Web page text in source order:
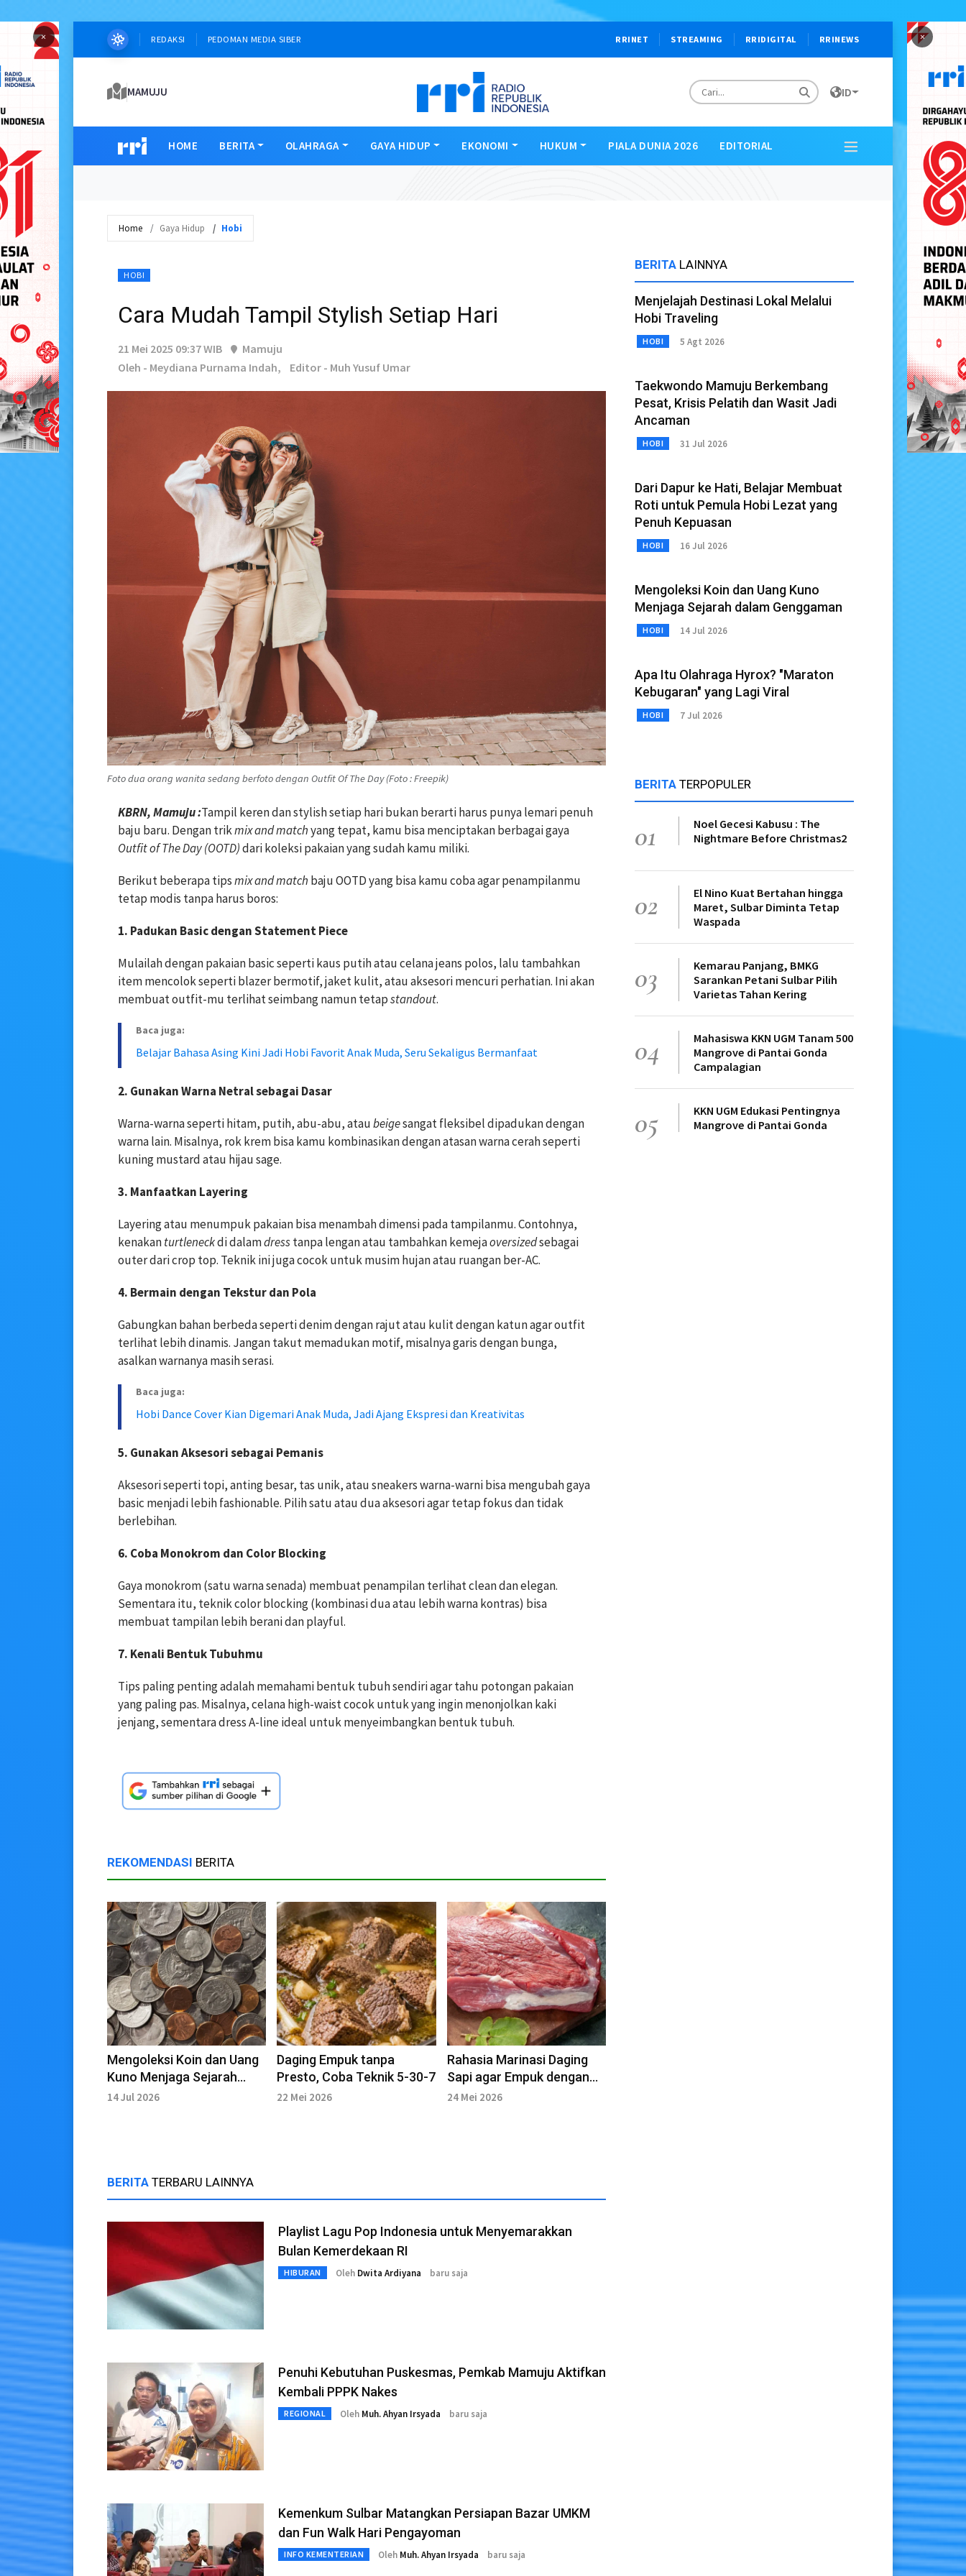
× ×
REDAKSI PEDOMAN MEDIA SIBER RRINET STREAMING RRIDIGITAL RRINEWS
MAMUJU ID
HOME BERITA OLAHRAGA GAYA HIDUP EKONOMI HUKUM PIALA DUNIA 2026 EDITORIAL
Home Gaya Hidup Hobi
HOBI
Cara Mudah Tampil Stylish Setiap Hari
21 Mei 2025 09:37 WIB
Mamuju
Oleh - Meydiana Purnama Indah,
Editor - Muh Yusuf Umar
Foto dua orang wanita sedang berfoto dengan Outfit Of The Day (Foto : Freepik)
KBRN, Mamuju :Tampil keren dan stylish setiap hari bukan berarti harus punya lemari penuh
baju baru. Dengan trikmix and matchyang tepat, kamu bisa menciptakan berbagai gaya
Outfit of The Day (OOTD)dari koleksi pakaian yang sudah kamu miliki.
Berikut beberapa tipsmix and match baju OOTD yang bisa kamu coba agar penampilanmu
tetap modis tanpa harus boros:
1. Padukan Basic dengan Statement Piece
Mulailah dengan pakaian basic seperti kaus putih atau celana jeans polos, lalu tambahkan
item mencolok seperti blazer bermotif, jaket kulit, atau aksesori mencuri perhatian. Ini akan
membuat outfit-mu terlihat seimbang namun tetapstandout.
Baca juga:
Belajar Bahasa Asing Kini Jadi Hobi Favorit Anak Muda, Seru Sekaligus Bermanfaat
2. Gunakan Warna Netral sebagai Dasar
Warna-warna seperti hitam, putih, abu-abu, ataubeigesangat fleksibel dipadukan dengan
warna lain. Misalnya, rok krem bisa kamu kombinasikan dengan atasan warna cerah seperti
kuning mustard atau hijau sage.
3. Manfaatkan Layering
Layering atau menumpuk pakaian bisa menambah dimensi pada tampilanmu. Contohnya,
kenakanturtleneckdi dalamdresstanpa lengan atau tambahkan kemejaoversizedsebagai
outer dari crop top. Teknik ini juga cocok untuk musim hujan atau ruangan ber-AC.
4. Bermain dengan Tekstur dan Pola
Gabungkan bahan berbeda seperti denim dengan rajut atau kulit dengan katun agar outfit
terlihat lebih dinamis. Jangan takut memadukan motif, misalnya garis dengan bunga,
asalkan warnanya masih serasi.
Baca juga:
Hobi Dance Cover Kian Digemari Anak Muda, Jadi Ajang Ekspresi dan Kreativitas
5. Gunakan Aksesori sebagai Pemanis
Aksesori seperti topi, anting besar, tas unik, atau sneakers warna-warni bisa mengubah gaya
basic menjadi lebih fashionable. Pilih satu atau dua aksesori agar tetap fokus dan tidak
berlebihan.
6. Coba Monokrom dan Color Blocking
Gaya monokrom (satu warna senada) membuat penampilan terlihat clean dan elegan.
Sementara itu, teknik color blocking (kombinasi dua atau lebih warna kontras) bisa
membuat tampilan lebih berani dan playful.
7. Kenali Bentuk Tubuhmu
Tips paling penting adalah memahami bentuk tubuh sendiri agar tahu potongan pakaian
yang paling pas. Misalnya, celana high-waist cocok untuk yang ingin menonjolkan kaki
jenjang, sementara dress A-line ideal untuk menyeimbangkan bentuk tubuh.
REKOMENDASI BERITA
Mengoleksi Koin dan Uang
Kuno Menjaga Sejarah
dalam Genggaman
14 Jul 2026
Daging Empuk tanpa
Presto, Coba Teknik 5-30-7
22 Mei 2026
Rahasia Marinasi Daging
Sapi agar Empuk dengan
Bahan Alami
24 Mei 2026
BERITA TERBARU LAINNYA
Playlist Lagu Pop Indonesia untuk Menyemarakkan
Bulan Kemerdekaan RI
HIBURAN Oleh Dwita Ardiyana baru saja
Penuhi Kebutuhan Puskesmas, Pemkab Mamuju Aktifkan
Kembali PPPK Nakes
REGIONAL Oleh Muh. Ahyan Irsyada baru saja
Kemenkum Sulbar Matangkan Persiapan Bazar UMKM
dan Fun Walk Hari Pengayoman
INFO KEMENTERIAN Oleh Muh. Ahyan Irsyada baru saja
BERITA LAINNYA
Menjelajah Destinasi Lokal Melalui
Hobi Traveling
HOBI 5 Agt 2026
Taekwondo Mamuju Berkembang
Pesat, Krisis Pelatih dan Wasit Jadi
Ancaman
HOBI 31 Jul 2026
Dari Dapur ke Hati, Belajar Membuat
Roti untuk Pemula Hobi Lezat yang
Penuh Kepuasan
HOBI 16 Jul 2026
Mengoleksi Koin dan Uang Kuno
Menjaga Sejarah dalam Genggaman
HOBI 14 Jul 2026
Apa Itu Olahraga Hyrox? "Maraton
Kebugaran" yang Lagi Viral
HOBI 7 Jul 2026
BERITA TERPOPULER
01
Noel Gecesi Kabusu : The
Nightmare Before Christmas2
02
El Nino Kuat Bertahan hingga
Maret, Sulbar Diminta Tetap
Waspada
03
Kemarau Panjang, BMKG
Sarankan Petani Sulbar Pilih
Varietas Tahan Kering
04
Mahasiswa KKN UGM Tanam 500
Mangrove di Pantai Gonda
Campalagian
05
KKN UGM Edukasi Pentingnya
Mangrove di Pantai Gonda